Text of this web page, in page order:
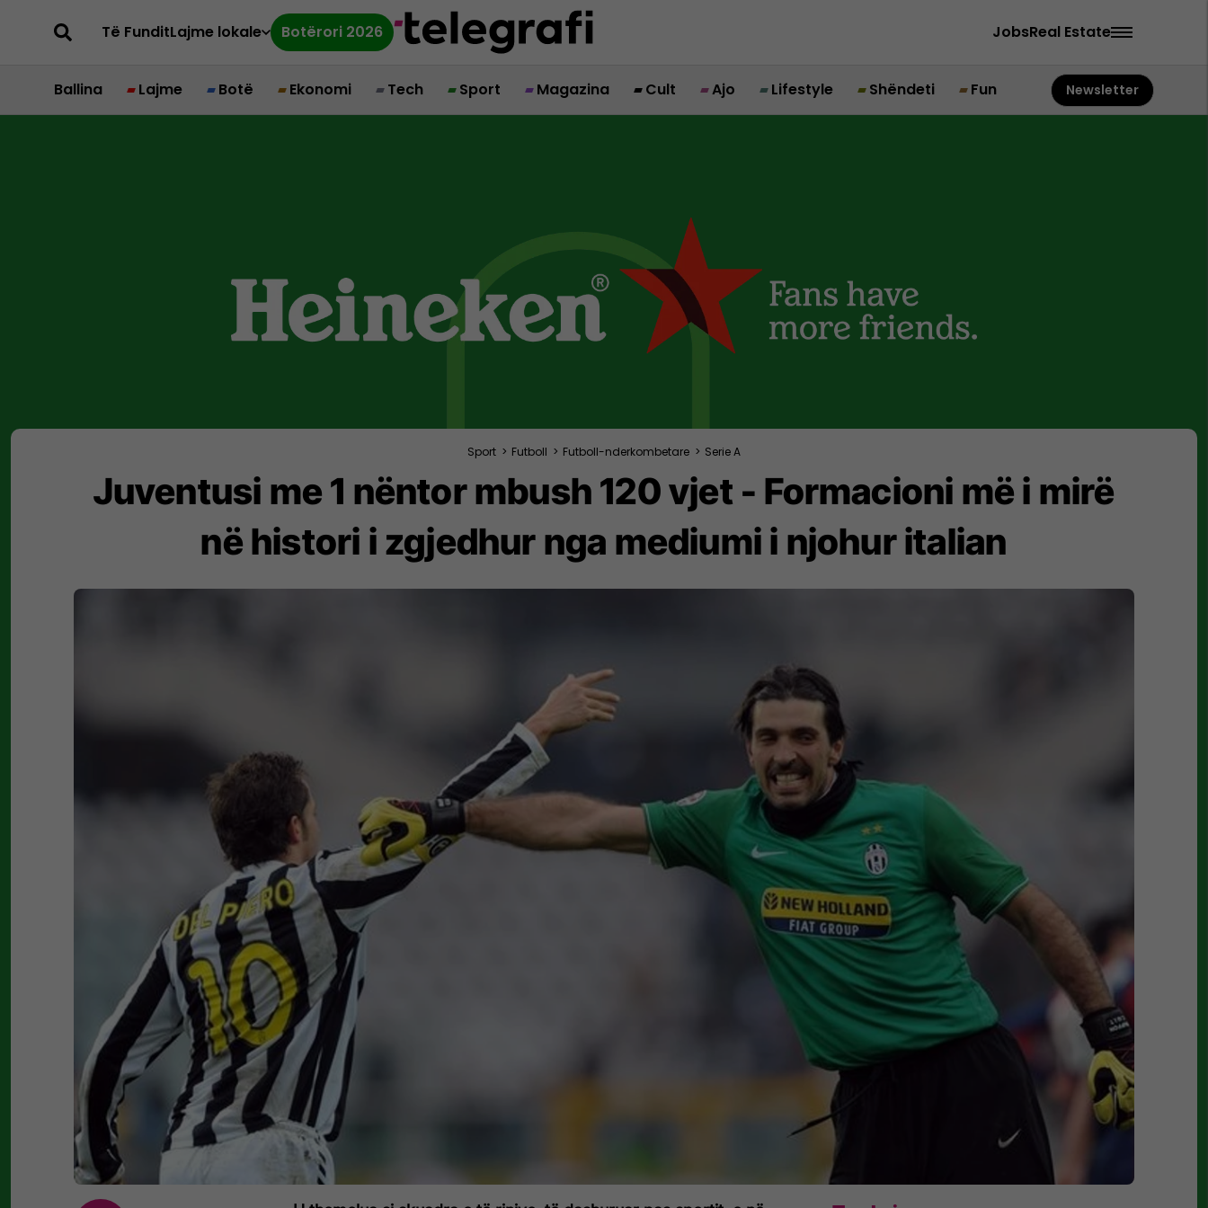
Të FunditLajme lokale Botërori 2026 JobsReal Estate
Ballina Lajme Botë Ekonomi Tech Sport Magazina Cult Ajo Lifestyle Shëndeti Fun Newsletter
Sport > Futboll > Futboll-nderkombetare > Serie A
Juventusi me 1 nëntor mbush 120 vjet - Formacioni më i mirë
në histori i zgjedhur nga mediumi i njohur italian